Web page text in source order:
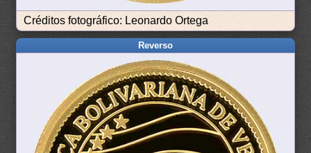
Créditos fotográfico: Leonardo Ortega
Reverso